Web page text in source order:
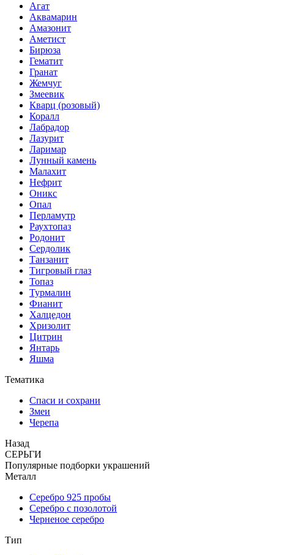
Агат
Аквамарин
Амазонит
Аметист
Бирюза
Гематит
Гранат
Жемчуг
Змеевик
Кварц (розовый)
Коралл
Лабрадор
Лазурит
Ларимар
Лунный камень
Малахит
Нефрит
Оникс
Опал
Перламутр
Раухтопаз
Родонит
Сердолик
Танзанит
Тигровый глаз
Топаз
Турмалин
Фианит
Халцедон
Хризолит
Цитрин
Янтарь
Яшма
Тематика
Спаси и сохрани
Змеи
Черепа
Назад
СЕРЬГИ
Популярные подборки украшений
Металл
Серебро 925 пробы
Серебро с позолотой
Черненое серебро
Тип